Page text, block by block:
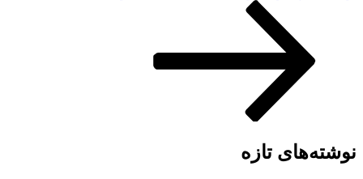
نوشته‌های تازه